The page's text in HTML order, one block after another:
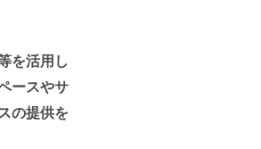
を活用し
ースやサ
の提供を